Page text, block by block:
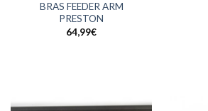
BRAS FEEDER ARM
PRESTON
64,99€